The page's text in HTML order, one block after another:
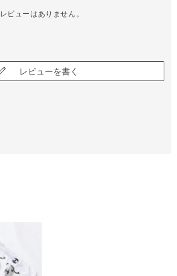
レビューはありません。
レビューを書く